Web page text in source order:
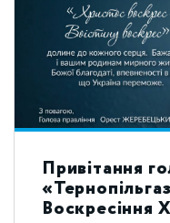
Привітання
Воскресіння